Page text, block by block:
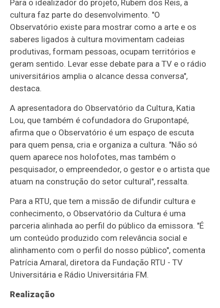
Para o idealizador do projeto, Rubem dos Reis, a
cultura faz parte do desenvolvimento. "O
Observatório existe para mostrar como a arte e os
saberes ligados à cultura movimentam cadeias
produtivas, formam pessoas, ocupam territórios e
geram sentido. Levar esse debate para a TV e o rádio
universitários amplia o alcance dessa conversa",
destaca.
A apresentadora do Observatório da Cultura, Katia
Lou, que também é cofundadora do Grupontapé,
afirma que o Observatório é um espaço de escuta
para quem pensa, cria e organiza a cultura. "Não só
quem aparece nos holofotes, mas também o
pesquisador, o empreendedor, o gestor e o artista que
atuam na construção do setor cultural", ressalta.
Para a RTU, que tem a missão de difundir cultura e
conhecimento, o Observatório da Cultura é uma
parceria alinhada ao perfil do público da emissora. "É
um conteúdo produzido com relevância social e
alinhamento com o perfil do nosso público", comenta
Patrícia Amaral, diretora da Fundação RTU - TV
Universitária e Rádio Universitária FM.
Realização